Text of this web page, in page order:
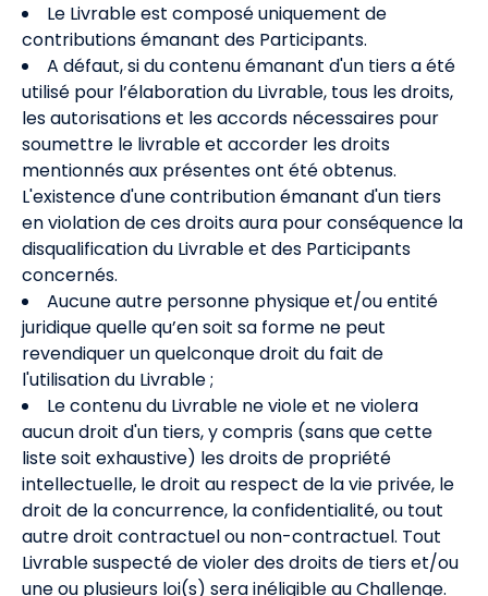
Le Livrable est composé uniquement de
contributions émanant des Participants.
A défaut, si du contenu émanant d'un tiers a été
utilisé pour l’élaboration du Livrable, tous les droits,
les autorisations et les accords nécessaires pour
soumettre le livrable et accorder les droits
mentionnés aux présentes ont été obtenus.
L'existence d'une contribution émanant d'un tiers
en violation de ces droits aura pour conséquence la
disqualification du Livrable et des Participants
concernés.
Aucune autre personne physique et/ou entité
juridique quelle qu’en soit sa forme ne peut
revendiquer un quelconque droit du fait de
l'utilisation du Livrable ;
Le contenu du Livrable ne viole et ne violera
aucun droit d'un tiers, y compris (sans que cette
liste soit exhaustive) les droits de propriété
intellectuelle, le droit au respect de la vie privée, le
droit de la concurrence, la confidentialité, ou tout
autre droit contractuel ou non-contractuel. Tout
Livrable suspecté de violer des droits de tiers et/ou
une ou plusieurs loi(s) sera inéligible au Challenge.